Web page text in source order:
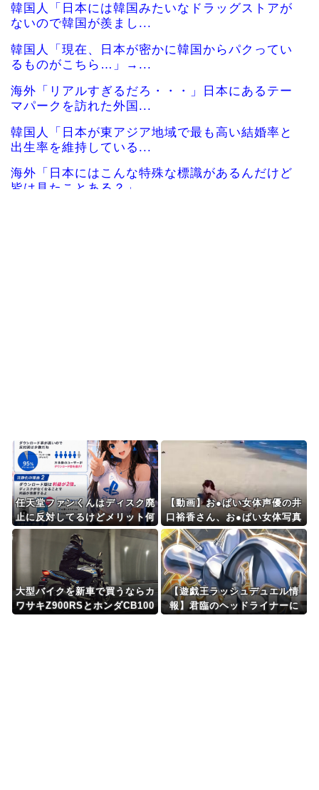
韓国人「日本には韓国みたいなドラッグストアが
ないので韓国が羨まし...
韓国人「現在、日本が密かに韓国からパクってい
るものがこちら…」→...
海外「リアルすぎるだろ・・・」日本にあるテー
マパークを訪れた外国...
韓国人「日本が東アジア地域で最も高い結婚率と
出生率を維持している...
海外「日本にはこんな特殊な標識があるんだけど
皆は見たことある？」...
Powered by livedoor 相互RSS
任天堂ファンくんはディスク廃
止に反対してるけどメリット何
もないよねそれ
【動画】お●ぱい女体声優の井
口裕香さん、お●ぱい女体写真
集を撮影。砂浜でセクシーポー
ズする
大型バイクを新車で買うならカ
ワサキZ900RSとホンダCB100
【遊戯王ラッシュデュエル情
報】君臨のヘッドライナーに